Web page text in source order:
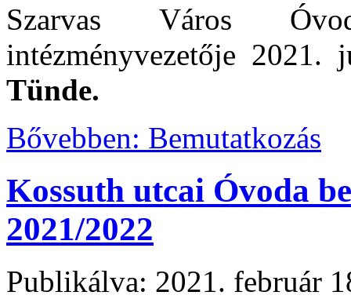
Szarvas Város
intézményvezetője
Tünde.
Bővebben: Bemutatkozás
Kossuth utcai Óvoda
2021/2022
Publikálva: 2021. február